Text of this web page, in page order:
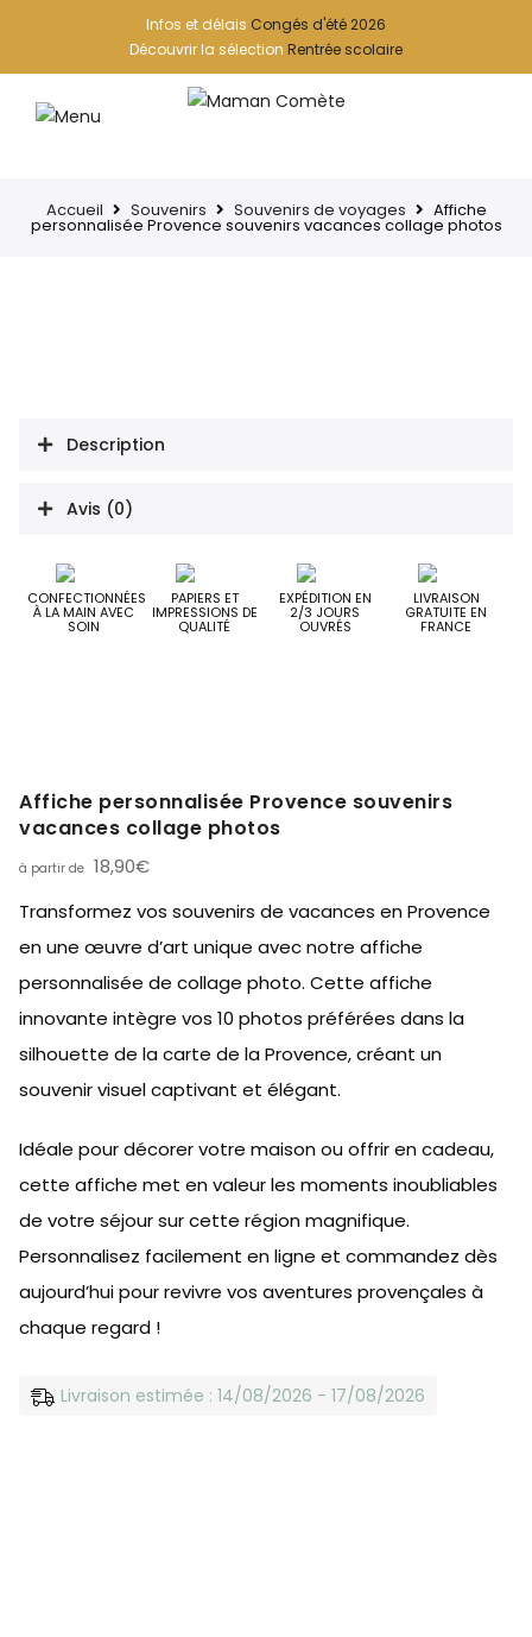
Infos et délais Congés d'été 2026
Découvrir la sélection Rentrée scolaire
Accueil Souvenirs Souvenirs de voyages Affiche
personnalisée Provence souvenirs vacances collage photos
Description
Avis (0)
CONFECTIONNÉES
À LA MAIN AVEC
SOIN
PAPIERS ET
IMPRESSIONS DE
QUALITÉ
EXPÉDITION EN
2/3 JOURS
OUVRÉS
LIVRAISON
GRATUITE EN
FRANCE
Affiche personnalisée Provence souvenirs
vacances collage photos
18,90€
Transformez vos souvenirs de vacances en Provence
en une œuvre d’art unique avec notre affiche
personnalisée de collage photo. Cette affiche
innovante intègre vos 10 photos préférées dans la
silhouette de la carte de la Provence, créant un
souvenir visuel captivant et élégant.
Idéale pour décorer votre maison ou offrir en cadeau,
cette affiche met en valeur les moments inoubliables
de votre séjour sur cette région magnifique.
Personnalisez facilement en ligne et commandez dès
aujourd’hui pour revivre vos aventures provençales à
chaque regard !
Livraison estimée : 14/08/2026 - 17/08/2026